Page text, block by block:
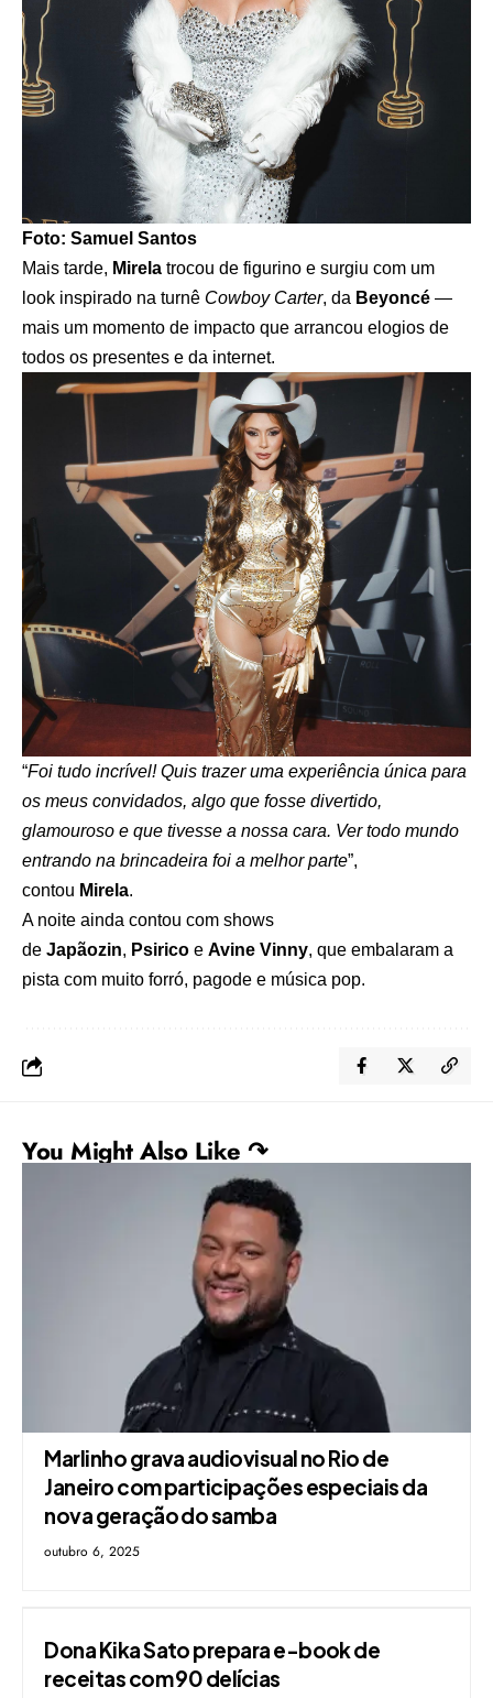
Foto: Samuel Santos
Mais tarde, Mirela trocou de figurino e surgiu com um
look inspirado na turnê Cowboy Carter, da Beyoncé —
mais um momento de impacto que arrancou elogios de
todos os presentes e da internet.
“Foi tudo incrível! Quis trazer uma experiência única para
os meus convidados, algo que fosse divertido,
glamouroso e que tivesse a nossa cara. Ver todo mundo
entrando na brincadeira foi a melhor parte”,
contou Mirela.
A noite ainda contou com shows
de Japãozin, Psirico e Avine Vinny, que embalaram a
pista com muito forró, pagode e música pop.
You Might Also Like ↷
Marlinho grava audiovisual no Rio de
Janeiro com participações especiais da
nova geração do samba
outubro 6, 2025
Dona Kika Sato prepara e-book de
receitas com 90 delícias